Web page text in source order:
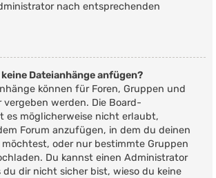
nach entsprechenden
Dateianhänge anfügen?
können für Foren, Gruppen und
vergeben werden. Die Board-
es möglicherweise nicht erlaubt,
Forum anzufügen, in dem du deinen
oder nur bestimmte Gruppen
Du kannst einen Administrator
dir nicht sicher bist, wieso du keine